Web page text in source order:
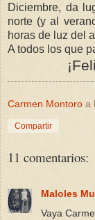
Diciembre, da
norte (y al
horas de luz del
A todos los que
Carmen Montoro a
Compartir
11 comentarios:
Maloles
Vaya